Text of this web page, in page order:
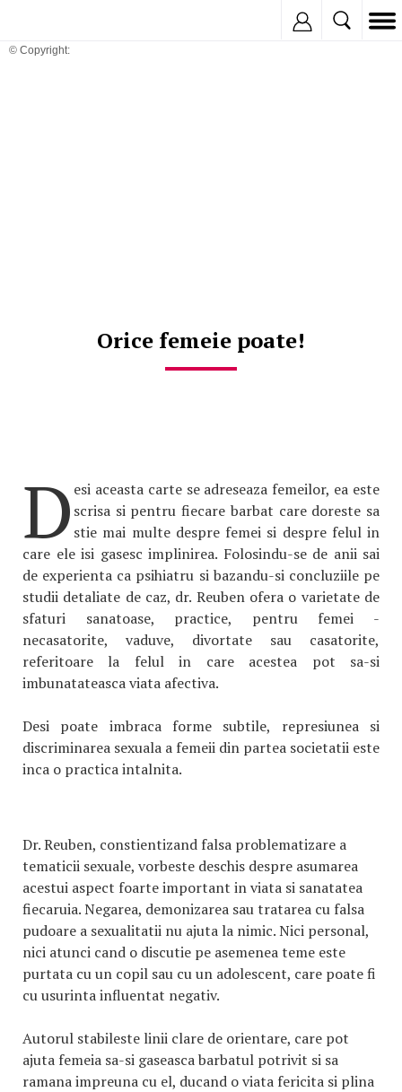
© Copyright:
Orice femeie poate!
D esi aceasta carte se adreseaza femeilor, ea este
scrisa si pentru fiecare barbat care doreste sa
stie mai multe despre femei si despre felul in
care ele isi gasesc implinirea. Folosindu-se de anii sai
de experienta ca psihiatru si bazandu-si concluziile pe
studii detaliate de caz, dr. Reuben ofera o varietate de
sfaturi sanatoase, practice, pentru femei -
necasatorite, vaduve, divortate sau casatorite,
referitoare la felul in care acestea pot sa-si
imbunatateasca viata afectiva.
Desi poate imbraca forme subtile, represiunea si
discriminarea sexuala a femeii din partea societatii este
inca o practica intalnita.
Dr. Reuben, constientizand falsa problematizare a
tematicii sexuale, vorbeste deschis despre asumarea
acestui aspect foarte important in viata si sanatatea
fiecaruia. Negarea, demonizarea sau tratarea cu falsa
pudoare a sexualitatii nu ajuta la nimic. Nici personal,
nici atunci cand o discutie pe asemenea teme este
purtata cu un copil sau cu un adolescent, care poate fi
cu usurinta influentat negativ.
Autorul stabileste linii clare de orientare, care pot
ajuta femeia sa-si gaseasca barbatul potrivit si sa
ramana impreuna cu el, ducand o viata fericita si plina